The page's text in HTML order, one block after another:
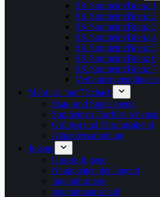
SK Sontheim/Brenz 1
SK Sontheim/Brenz 2
SK Sontheim/Brenz 3
SK Sontheim/Brenz 4
SK Sontheim/Brenz 5
SK Sontheim/Brenz 6
SK Sontheim/Brenz 7
Mehr als “nur” Schach
Skat- und Spieleabend
Sontheimer Dorffest
Grillfest und Ehrungsabend
Altpapiersammlung
Jugend
Unsere Jugend
Neuigkeiten der Jugend
Jugendturniere
Jugendmannschaft